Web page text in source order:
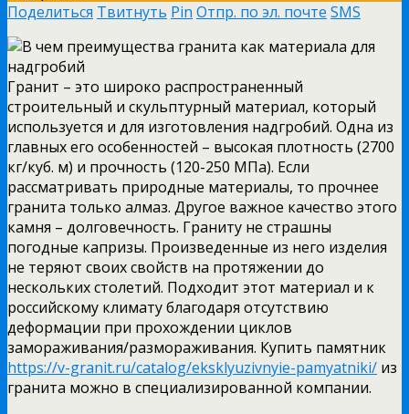
Поделиться Твитнуть Pin Отпр. по эл. почте SMS
Гранит – это широко распространенный
строительный и скульптурный материал, который
используется и для изготовления надгробий. Одна из
главных его особенностей – высокая плотность (2700
кг/куб. м) и прочность (120-250 МПа). Если
рассматривать природные материалы, то прочнее
гранита только алмаз. Другое важное качество этого
камня – долговечность. Граниту не страшны
погодные капризы. Произведенные из него изделия
не теряют своих свойств на протяжении до
нескольких столетий. Подходит этот материал и к
российскому климату благодаря отсутствию
деформации при прохождении циклов
замораживания/размораживания. Купить памятник
https://v-granit.ru/catalog/eksklyuzivnyie-pamyatniki/ из
гранита можно в специализированной компании.